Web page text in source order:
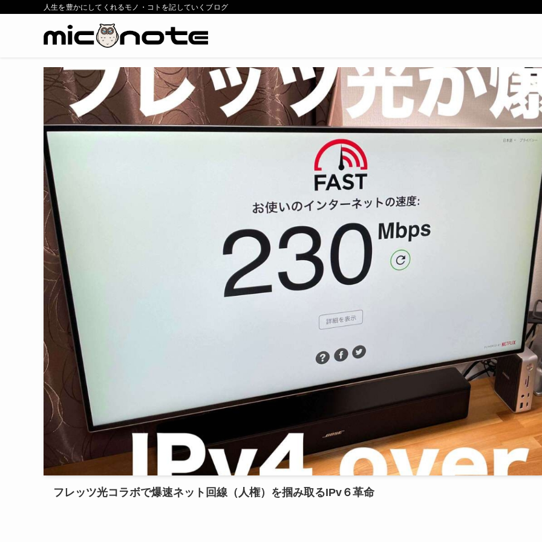
人生を豊かにしてくれるモノ・コトを記していくブログ
フレッツ光コラボで爆速ネット回線（人権）を掴み取るIPv６革命